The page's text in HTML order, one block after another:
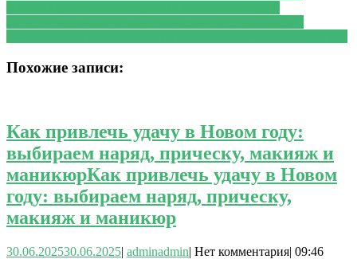
Похожие записи:
Как привлечь удачу в Новом году:
выбираем наряд, прическу, макияж и
маникюрКак привлечь удачу в Новом
году: выбираем наряд, прическу,
макияж и маникюр
30.06.202530.06.2025| adminadmin| Нет комментария| 09:46